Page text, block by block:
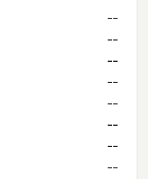
--
--
--
--
--
--
--
--